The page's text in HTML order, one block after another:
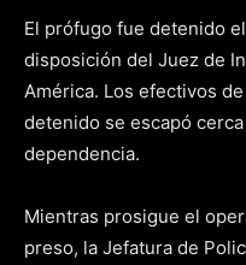
El prófugo fue detenido
disposición del Juez de
América. Los efectivos
detenido se escapó
dependencia.
Mientras prosigue el
preso, la Jefatura de